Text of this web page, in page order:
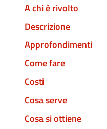
A chi è rivolto
Descrizione
Approfondimenti
Come fare
Costi
Cosa serve
Cosa si ottiene